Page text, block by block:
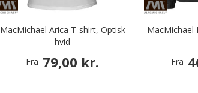
MacMichael Arica T-shirt, Optisk
hvid
Fra 79,00 kr.
MacMichael
Fra